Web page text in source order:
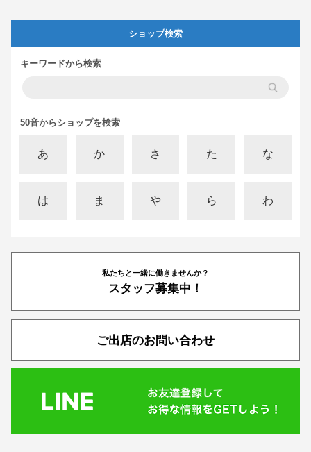
ショップ検索
キーワードから検索
50音からショップを検索
あ か さ た な
は ま や ら わ
私たちと一緒に働きませんか？
スタッフ募集中！
ご出店のお問い合わせ